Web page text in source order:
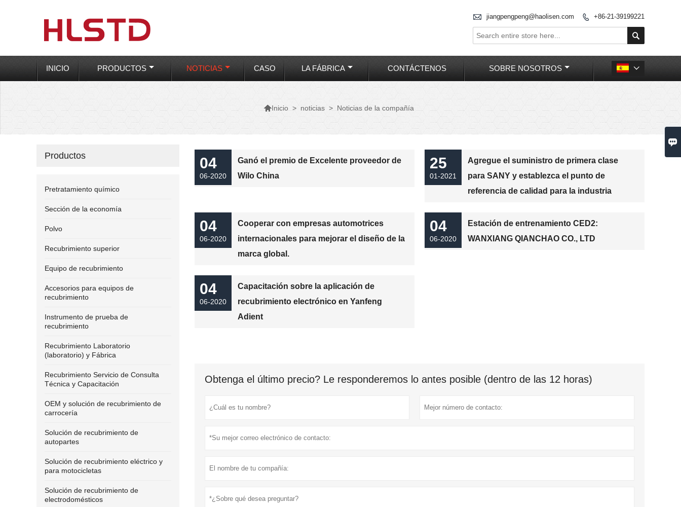

 jiangpengpeng@haolisen.com  +86-21-39199221

INICIO PRODUCTOS NOTICIAS CASO LA FÁBRICA CONTÁCTENOS SOBRE NOSOTROS 
Inicio > noticias > Noticias de la compañía
04
06-2020
Ganó el premio de Excelente proveedor de
Wilo China
25
01-2021
Agregue el suministro de primera clase
para SANY y establezca el punto de
referencia de calidad para la industria
04
06-2020
Cooperar con empresas automotrices
internacionales para mejorar el diseño de la
marca global.
04
06-2020
Estación de entrenamiento CED2:
WANXIANG QIANCHAO CO., LTD
04
06-2020
Capacitación sobre la aplicación de
recubrimiento electrónico en Yanfeng
Adient
Obtenga el último precio? Le responderemos lo antes posible (dentro de las 12 horas)
Productos
Pretratamiento químico
Sección de la economía
Polvo
Recubrimiento superior
Equipo de recubrimiento
Accesorios para equipos de
recubrimiento
Instrumento de prueba de
recubrimiento
Recubrimiento Laboratorio
(laboratorio) y Fábrica
Recubrimiento Servicio de Consulta
Técnica y Capacitación
OEM y solución de recubrimiento de
carrocería
Solución de recubrimiento de
autopartes
Solución de recubrimiento eléctrico y
para motocicletas
Solución de recubrimiento de
electrodomésticos